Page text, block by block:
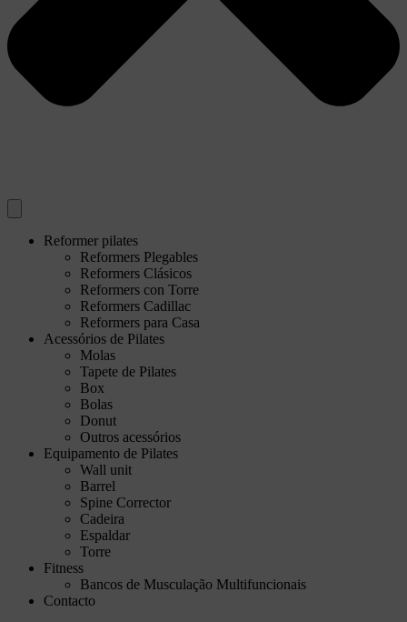
Reformer pilates
Reformers Plegables
Reformers Clásicos
Reformers con Torre
Reformers Cadillac
Reformers para Casa
Acessórios de Pilates
Molas
Tapete de Pilates
Box
Bolas
Donut
Outros acessórios
Equipamento de Pilates
Wall unit
Barrel
Spine Corrector
Cadeira
Espaldar
Torre
Fitness
Bancos de Musculação Multifuncionais
Contacto